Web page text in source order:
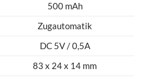
500 mAh
Zugautomatik
DC 5V / 0,5A
83 x 24 x 14 mm